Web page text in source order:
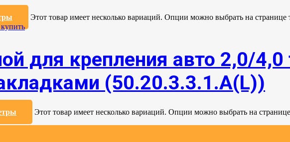
Этот товар имеет несколько вариаций. Опции можно выбрать на странице
для крепления авто 2,0/
(50.20.3.3.1.А(L))
Этот товар имеет несколько вариаций. Опции можно выбрать на